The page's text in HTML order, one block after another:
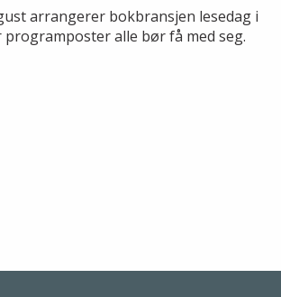
arrangerer bokbransjen lesedag i
programposter alle bør få med seg.